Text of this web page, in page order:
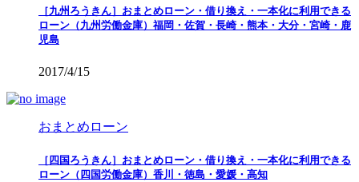
［九州ろうきん］おまとめローン・借り換え・一本化に利用できる
ローン（九州労働金庫）福岡・佐賀・長崎・熊本・大分・宮崎・鹿
児島
2017/4/15
おまとめローン
［四国ろうきん］おまとめローン・借り換え・一本化に利用できる
ローン（四国労働金庫）香川・徳島・愛媛・高知